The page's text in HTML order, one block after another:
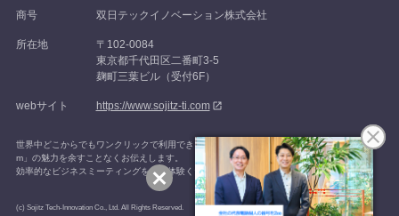
商号 双日テックイノベーション株式会社
所在地
〒102-0084
東京都千代田区二番町3-5
麹町三葉ビル（受付6F）
webサイト https://www.sojitz-ti.com
世界中どこからでもワンクリックで利用できる、最も満足度の高いWeb会議システム「Zoo
m」の魅力を余すことなくお伝えします。
効率的なビジネスミーティングをぜひ体験ください。
(c) Sojitz Tech-Innovation Co., Ltd. All Rights Reserved.